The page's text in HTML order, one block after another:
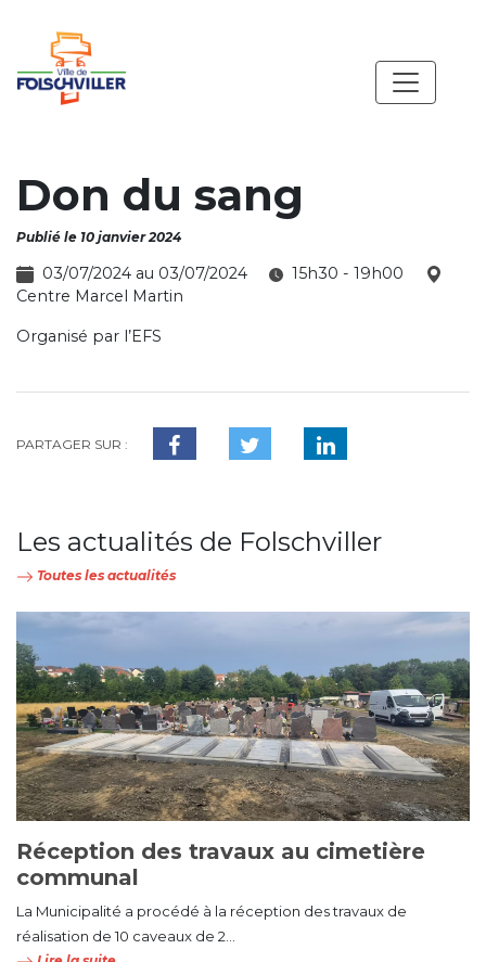
Don du sang
Publié le 10 janvier 2024
03/07/2024 au 03/07/2024
15h30 - 19h00
Centre Marcel Martin
Organisé par l’EFS
PARTAGER SUR :
Les actualités de Folschviller
Toutes les actualités
Réception des travaux au cimetière
communal
La Municipalité a procédé à la réception des travaux de
réalisation de 10 caveaux de 2...